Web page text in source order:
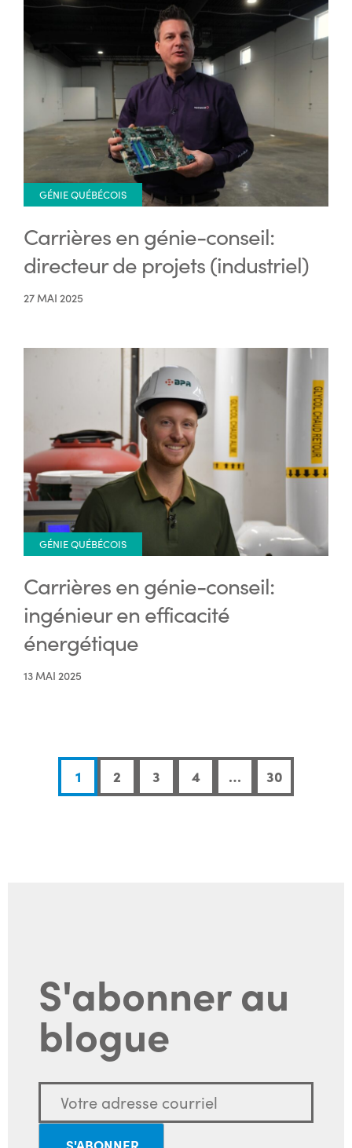
GÉNIE QUÉBÉCOIS
Carrières en génie-conseil:
directeur de projets (industriel)
27 MAI 2025
GÉNIE QUÉBÉCOIS
Carrières en génie-conseil:
ingénieur en efficacité
énergétique
13 MAI 2025
1 2 3 4 … 30
S'abonner au
blogue